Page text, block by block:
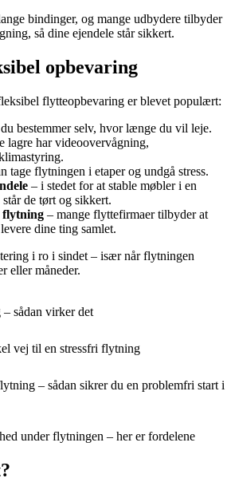
bindinger, og mange udbydere tilbyder
så dine ejendele står sikkert.
opbevaring
flytteopbevaring er blevet populært:
bestemmer selv, hvor længe du vil leje.
lagre har videoovervågning,
tage flytningen i etaper og undgå stress.
– i stedet for at stable møbler i en
de tørt og sikkert.
flytning – mange flyttefirmaer tilbyder at
dine ting samlet.
i ro i sindet – især når flytningen
eller måneder.
sådan virker det
vej til en stressfri flytning
– sådan sikrer du en problemfri start i
under flytningen – her er fordelene